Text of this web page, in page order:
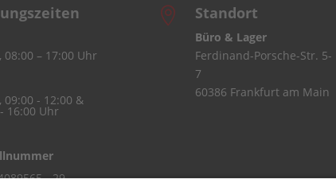
08:00 – 17:00 Uhr
09:00 - 12:00 &
16:00 Uhr
- 29
 Standort
Büro & Lager
Ferdinand-Porsche-Str. 5-
7
60386 Frankfurt am Main